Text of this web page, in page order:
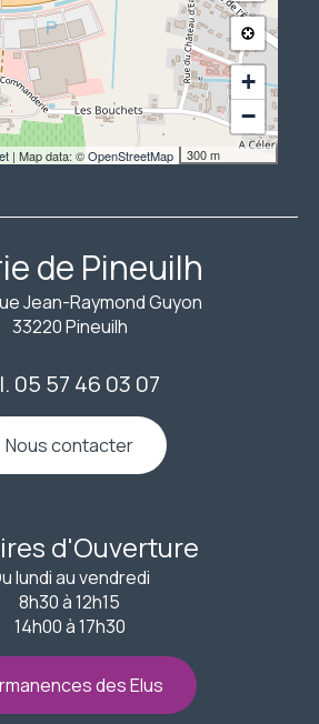
+
−
300 m
| Map data: ©OpenStreetMap
de Pineuilh
Jean-Raymond Guyon
33220 Pineuilh
05 57 46 03 07
Nous contacter
d'Ouverture
lundi au vendredi
8h30 à 12h15
14h00 à 17h30
des Elus